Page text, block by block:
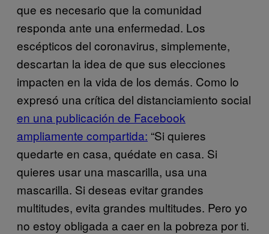
que es necesario que la comunidad
responda ante una enfermedad. Los
escépticos del coronavirus, simplemente,
descartan la idea de que sus elecciones
impacten en la vida de los demás. Como lo
expresó una crítica del distanciamiento social
en una publicación de Facebook
ampliamente compartida: “Si quieres
quedarte en casa, quédate en casa. Si
quieres usar una mascarilla, usa una
mascarilla. Si deseas evitar grandes
multitudes, evita grandes multitudes. Pero yo
no estoy obligada a caer en la pobreza por ti.